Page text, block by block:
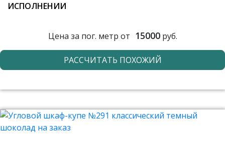
ИСПОЛНЕНИИ
Цена за пог. метр от 15000руб.
РАССЧИТАТЬ ПОХОЖИЙ